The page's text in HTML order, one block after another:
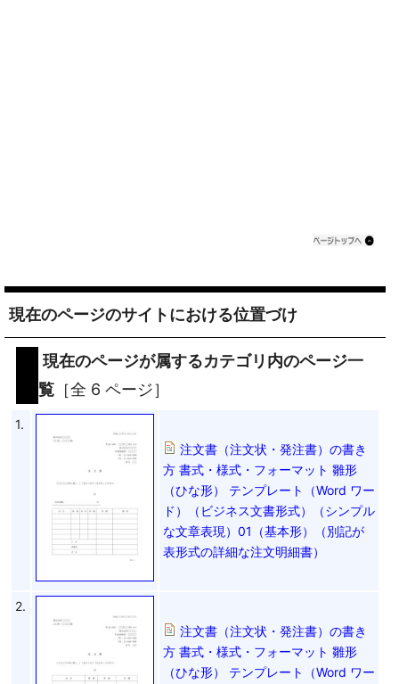
現在のページのサイトにおける位置づけ
現在のページが属するカテゴリ内のページ一
覧 ［全 6 ページ］
1.
注文書（注文状・発注書）の書き
方 書式・様式・フォーマット 雛形
（ひな形） テンプレート（Word ワー
ド）（ビジネス文書形式）（シンプル
な文章表現）01（基本形）（別記が
表形式の詳細な注文明細書）
2.
注文書（注文状・発注書）の書き
方 書式・様式・フォーマット 雛形
（ひな形） テンプレート（Word ワー